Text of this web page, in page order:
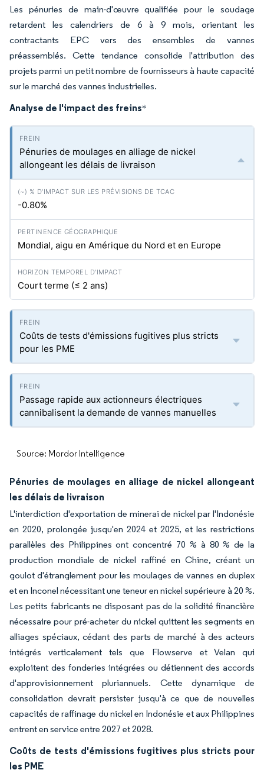
Les pénuries de main-d'œuvre qualifiée pour le soudage
retardent les calendriers de 6 à 9 mois, orientant les
contractants EPC vers des ensembles de vannes
préassemblés. Cette tendance consolide l'attribution des
projets parmi un petit nombre de fournisseurs à haute capacité
sur le marché des vannes industrielles.
Analyse de l'impact des freins*
Pénuries de moulages en alliage de nickel
allongeant les délais de livraison
-0.80%
Mondial, aigu en Amérique du Nord et en Europe
Court terme (≤ 2 ans)
Coûts de tests d'émissions fugitives plus stricts
pour les PME
Passage rapide aux actionneurs électriques
cannibalisent la demande de vannes manuelles
Source: Mordor Intelligence
Pénuries de moulages en alliage de nickel allongeant
les délais de livraison
L'interdiction d'exportation de minerai de nickel par l'Indonésie
en 2020, prolongée jusqu'en 2024 et 2025, et les restrictions
parallèles des Philippines ont concentré 70 % à 80 % de la
production mondiale de nickel raffiné en Chine, créant un
goulot d'étranglement pour les moulages de vannes en duplex
et en Inconel nécessitant une teneur en nickel supérieure à 20 %.
Les petits fabricants ne disposant pas de la solidité financière
nécessaire pour pré-acheter du nickel quittent les segments en
alliages spéciaux, cédant des parts de marché à des acteurs
intégrés verticalement tels que Flowserve et Velan qui
exploitent des fonderies intégrées ou détiennent des accords
d'approvisionnement pluriannuels. Cette dynamique de
consolidation devrait persister jusqu'à ce que de nouvelles
capacités de raffinage du nickel en Indonésie et aux Philippines
entrent en service entre 2027 et 2028.
Coûts de tests d'émissions fugitives plus stricts pour
les PME